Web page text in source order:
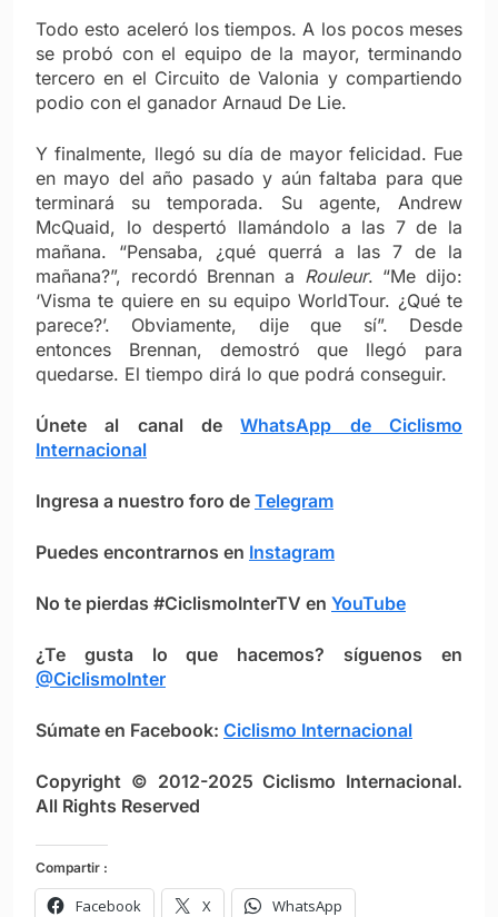
Todo esto aceleró los tiempos. A los pocos meses
se probó con el equipo de la mayor, terminando
tercero en el Circuito de Valonia y compartiendo
podio con el ganador Arnaud De Lie.
Y finalmente, llegó su día de mayor felicidad. Fue
en mayo del año pasado y aún faltaba para que
terminará su temporada. Su agente, Andrew
McQuaid, lo despertó llamándolo a las 7 de la
mañana. “Pensaba, ¿qué querrá a las 7 de la
mañana?”, recordó Brennan a Rouleur. “Me dijo:
‘Visma te quiere en su equipo WorldTour. ¿Qué te
parece?’. Obviamente, dije que sí”. Desde
entonces Brennan, demostró que llegó para
quedarse. El tiempo dirá lo que podrá conseguir.
Únete al canal deWhatsApp de Ciclismo
Internacional
Ingresa a nuestro foro de Telegram
Puedes encontrarnos en Instagram
No te pierdas #CiclismoInterTV en YouTube
¿Te gusta lo que hacemos? síguenos en
@CiclismoInter
Súmate en Facebook: Ciclismo Internacional
Copyright © 2012-2025 Ciclismo Internacional.
All Rights Reserved
Compartir :
Facebook X WhatsApp